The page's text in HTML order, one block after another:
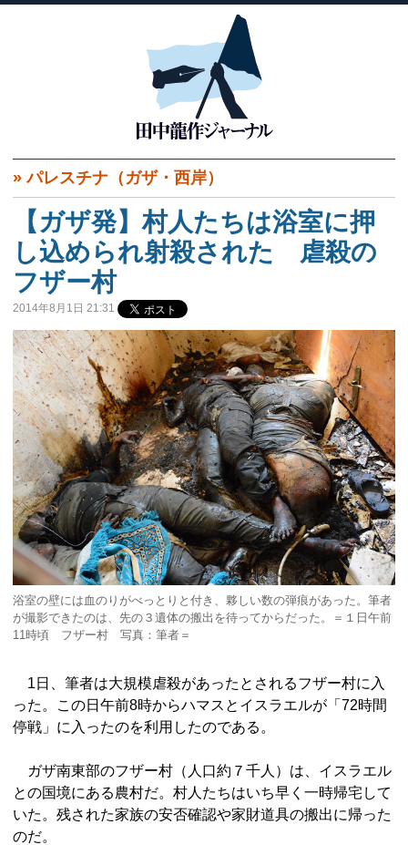
»パレスチナ（ガザ・西岸）
【ガザ発】村人たちは浴室に押
し込められ射殺された 虐殺の
フザー村
2014年8月1日 21:31
浴室の壁には血のりがべっとりと付き、夥しい数の弾痕があった。筆者
が撮影できたのは、先の３遺体の搬出を待ってからだった。＝１日午前
11時頃 フザー村 写真：筆者＝
1日、筆者は大規模虐殺があったとされるフザー村に入
った。この日午前8時からハマスとイスラエルが「72時間
停戦」に入ったのを利用したのである。
ガザ南東部のフザー村（人口約７千人）は、イスラエル
との国境にある農村だ。村人たちはいち早く一時帰宅して
いた。残された家族の安否確認や家財道具の搬出に帰った
のだ。